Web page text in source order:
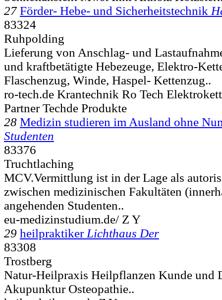
27 Förder- Hebe- und Sicherheitstechnik
83324
Ruhpolding
Lieferung von Anschlag- und
und kraftbetätigte Hebezeuge, Elektro-
Flaschenzug, Winde, Haspel- Kettenzug..
ro-tech.de Krantechnik Ro Tech
Partner Techde Produkte
28 Medizin studieren im Ausland ohne
Studenten
83376
Truchtlaching
MCV.Vermittlung ist in der Lage als
zwischen medizinischen Fakultäten
angehenden Studenten..
eu-medizinstudium.de/ Z Y
29 heilpraktiker Lichthaus Der
83308
Trostberg
Natur-Heilpraxis Heilpflanzen Kunde und
Akupunktur Osteopathie..